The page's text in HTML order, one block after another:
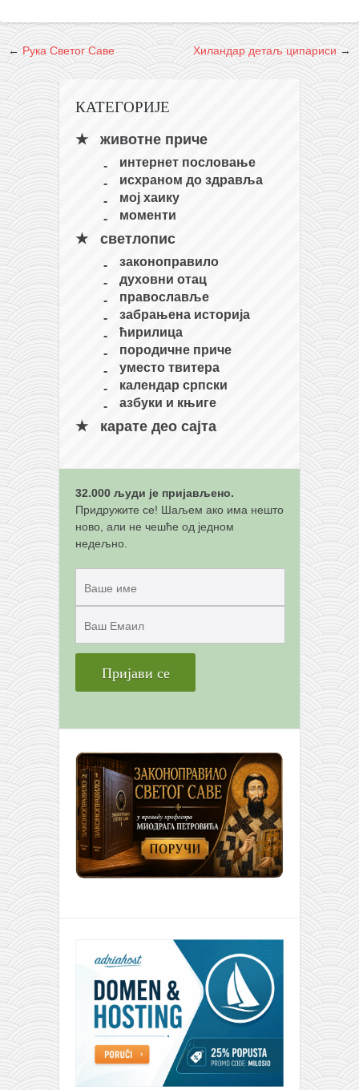
галерија клуба
чланарина
бесплатна е-књига
термини тренинга
моја прича
моја прича
контакт
← Рука Светог Саве Хиландар детаљ ципариси →
КАТЕГОРИЈЕ
животне приче
интернет пословање
исхраном до здравља
мој хаику
моменти
светлопис
законоправило
духовни отац
православље
забрањена историја
ћирилица
породичне приче
уместо твитера
календар српски
азбуки и књиге
карате део сајта
32.000 људи је пријављено.
Придружите се! Шаљем ако има нешто
ново, али не чешће од једном
недељно.